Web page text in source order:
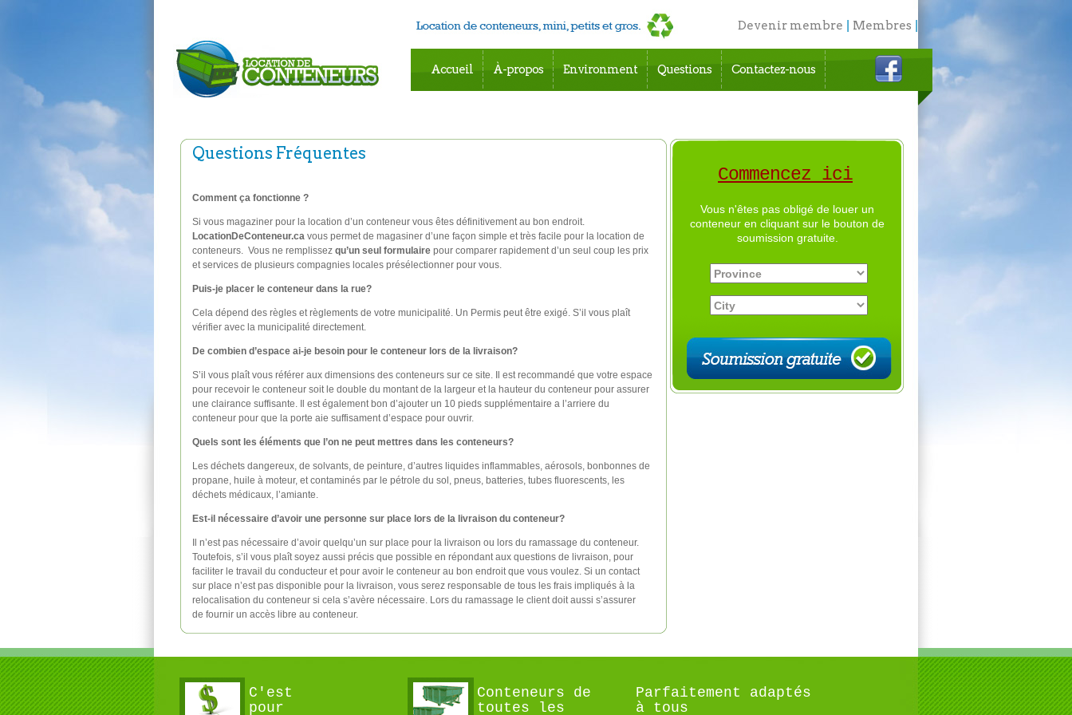
Devenir membre Membres
English
Accueil À-propos Environment Questions Contactez-nous
Questions Fréquentes
Comment ça fonctionne ?
Si vous magaziner pour la location d’un conteneur vous êtes définitivement au bon endroit.
LocationDeConteneur.ca vous permet de magasiner d’une façon simple et très facile pour la location de
conteneurs. Vous ne remplissez qu’un seul formulaire pour comparer rapidement d’un seul coup les prix
et services de plusieurs compagnies locales présélectionner pour vous.
Puis-je placer le conteneur dans la rue?
Cela dépend des règles et règlements de votre municipalité. Un Permis peut être exigé. S’il vous plaît
vérifier avec la municipalité directement.
De combien d’espace ai-je besoin pour le conteneur lors de la livraison?
S’il vous plaît vous référer aux dimensions des conteneurs sur ce site. Il est recommandé que votre espace
pour recevoir le conteneur soit le double du montant de la largeur et la hauteur du conteneur pour assurer
une clairance suffisante. Il est également bon d’ajouter un 10 pieds supplémentaire a l’arriere du
conteneur pour que la porte aie suffisament d’espace pour ouvrir.
Quels sont les éléments que l’on ne peut mettres dans les conteneurs?
Les déchets dangereux, de solvants, de peinture, d’autres liquides inflammables, aérosols, bonbonnes de
propane, huile à moteur, et contaminés par le pétrole du sol, pneus, batteries, tubes fluorescents, les
déchets médicaux, l’amiante.
Est-il nécessaire d’avoir une personne sur place lors de la livraison du conteneur?
Il n’est pas nécessaire d’avoir quelqu’un sur place pour la livraison ou lors du ramassage du conteneur.
Toutefois, s’il vous plaît soyez aussi précis que possible en répondant aux questions de livraison, pour
faciliter le travail du conducteur et pour avoir le conteneur au bon endroit que vous voulez. Si un contact
sur place n’est pas disponible pour la livraison, vous serez responsable de tous les frais impliqués à la
relocalisation du conteneur si cela s’avère nécessaire. Lors du ramassage le client doit aussi s’assurer
de fournir un accès libre au conteneur.
Commencez ici
Vous n'êtes pas obligé de louer un
conteneur en cliquant sur le bouton de
soumission gratuite.
C'est
pour
Conteneurs de
toutes les
Parfaitement adaptés
à tous